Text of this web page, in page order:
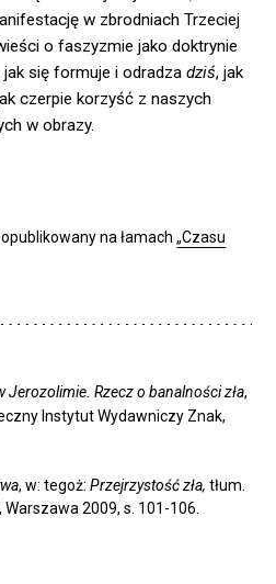
w zbrodniach Trzeciej
o faszyzmie jako doktrynie
jak się formuje i odradzadziś, jak
czerpie korzyść z naszych
w obrazy.
na łamach„Czasu
Jerozolimie. Rzecz o banalności zła,
Instytut Wydawniczy Znak,
, w: tegoż:Przejrzystość zła,tłum.
Warszawa 2009, s. 101-106.